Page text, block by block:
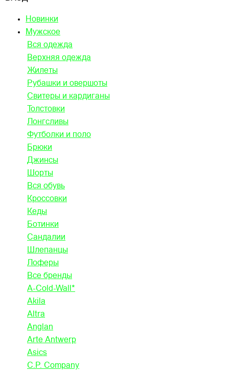
Новинки
Мужское
Вся одежда
Верхняя одежда
Жилеты
Рубашки и овершоты
Свитеры и кардиганы
Толстовки
Лонгсливы
Футболки и поло
Брюки
Джинсы
Шорты
Вся обувь
Кроссовки
Кеды
Ботинки
Сандалии
Шлепанцы
Лоферы
Все бренды
A-Cold-Wall*
Akila
Altra
Anglan
Arte Antwerp
Asics
C.P. Company